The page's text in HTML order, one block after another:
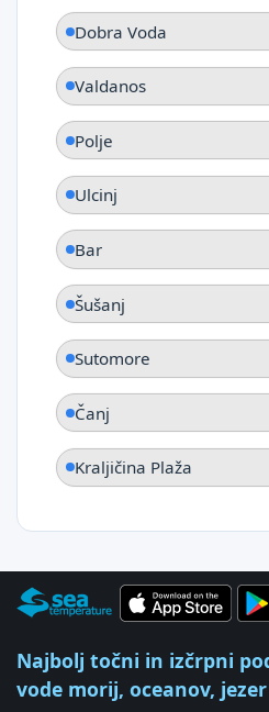
Dobra Voda
Valdanos
Polje
Ulcinj
Bar
Šušanj
Sutomore
Čanj
Kraljičina Plaža
Najbolj točni in izčrpni
vode morij, oceanov,